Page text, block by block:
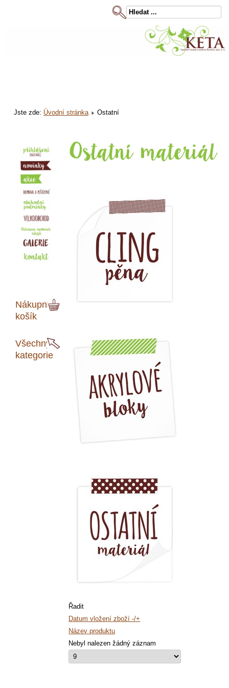
Jste zde: Úvodní stránka Ostatní
Nákupní
košík
Všechny
kategorie
Řadit
Datum vložení zboží -/+
Název produktu
Nebyl nalezen žádný záznam